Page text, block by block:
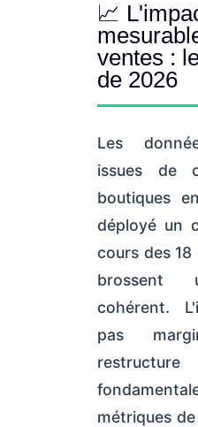
📈
ventes :
de 2026
Les
issues de
boutiques
déployé un
cours des
brossent
cohérent.
pas
restructure
métriques